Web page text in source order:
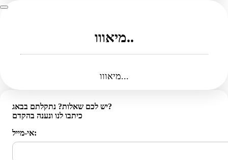
מיאווו..
מיאווו...
יש לכם שאלות? נתקלתם בבאג?
כיתבו לנו ונענה בהקדם
אי-מייל: